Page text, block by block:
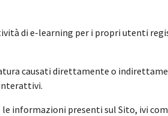
di e-learning per i propri utenti
causati direttamente o
informazioni presenti sul Sito, ivi